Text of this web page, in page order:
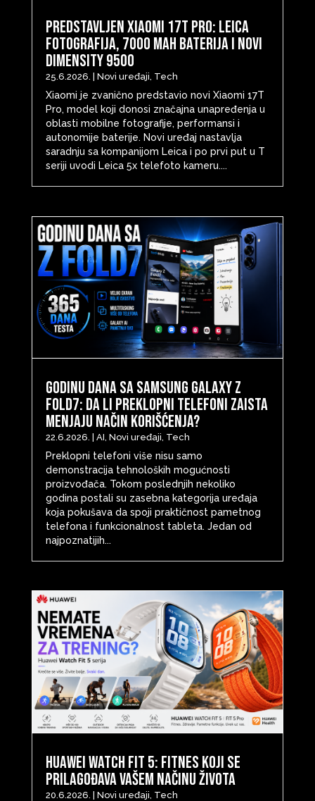
Predstavljen Xiaomi 17T Pro: Leica
fotografija, 7000 mAh baterija i novi
Dimensity 9500
25.6.2026. Novi uređaji, Tech
Xiaomi je zvanično predstavio novi Xiaomi 17T
Pro, model koji donosi značajna unapređenja u
oblasti mobilne fotografije, performansi i
autonomije baterije. Novi uređaj nastavlja
saradnju sa kompanijom Leica i po prvi put u T
seriji uvodi Leica 5x telefoto kameru....
Godinu dana sa Samsung Galaxy Z
Fold7: Da li preklopni telefoni zaista
menjaju način korišćenja?
22.6.2026. AI, Novi uređaji, Tech
Preklopni telefoni više nisu samo
demonstracija tehnoloških mogućnosti
proizvođača. Tokom poslednjih nekoliko
godina postali su zasebna kategorija uređaja
koja pokušava da spoji praktičnost pametnog
telefona i funkcionalnost tableta. Jedan od
najpoznatijih...
Huawei Watch Fit 5: Fitnes koji se
prilagođava vašem načinu života
20.6.2026. Novi uređaji Tech